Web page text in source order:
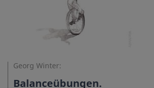
Georg Winter:
Balanceübungen.